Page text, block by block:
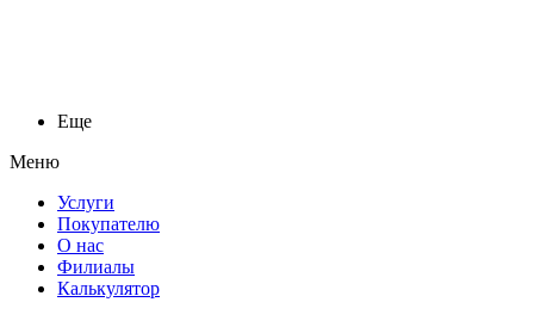
Еще
Меню
Услуги
Покупателю
О нас
Филиалы
Калькулятор